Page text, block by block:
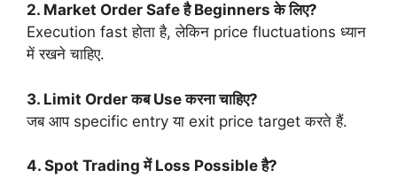
2. Market Order Safe है Beginners के लिए?
Execution fast होता है, लेकिन price fluctuations ध्यान
में रखने चाहिए.
3. Limit Order कब Use करना चाहिए?
जब आप specific entry या exit price target करते हैं.
4. Spot Trading में Loss Possible है?